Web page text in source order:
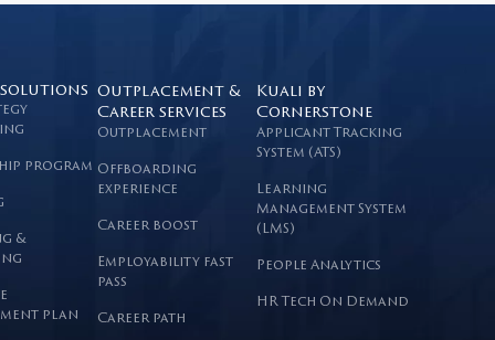
program
&
plan
Outplacement &
Career services
Outplacement
Offboarding
experience
Career boost
Employability fast
pass
Career path
Kuali by
Cornerstone
Applicant Tracking
System (ATS)
Learning
Management System
(LMS)
People Analytics
HR Tech On Demand